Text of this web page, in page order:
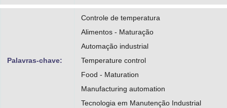
Palavras-chave:
Controle de temperatura
Alimentos - Maturação
Automação industrial
Temperature control
Food - Maturation
Manufacturing automation
Tecnologia em Manutenção Industrial